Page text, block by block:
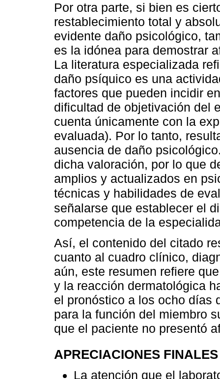
Por otra parte, si bien es
restablecimiento total y
evidente daño psicológico,
es la idónea para demostrar
La literatura especializada
daño psíquico es una
factores que pueden incidir
dificultad de objetivación del
cuenta únicamente con la
evaluada). Por lo tanto,
ausencia de daño
dicha valoración, por lo que
amplios y actualizados en
técnicas y habilidades de
señalarse que establecer el
competencia de la
Así, el contenido del citado
cuanto al cuadro clínico,
aún, este resumen refiere
y la reacción dermatológica
el pronóstico a los ocho días
para la función del miembro
que el paciente no presentó
APRECIACIONES FINALES
La atención que el